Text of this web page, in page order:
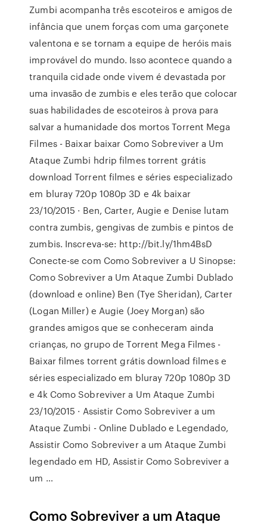
Zumbi acompanha três escoteiros e amigos de
infância que unem forças com uma garçonete
valentona e se tornam a equipe de heróis mais
improvável do mundo. Isso acontece quando a
tranquila cidade onde vivem é devastada por
uma invasão de zumbis e eles terão que colocar
suas habilidades de escoteiros à prova para
salvar a humanidade dos mortos Torrent Mega
Filmes - Baixar baixar Como Sobreviver a Um
Ataque Zumbi hdrip filmes torrent grátis
download Torrent filmes e séries especializado
em bluray 720p 1080p 3D e 4k baixar
23/10/2015 · Ben, Carter, Augie e Denise lutam
contra zumbis, gengivas de zumbis e pintos de
zumbis. Inscreva-se: http://bit.ly/1hm4BsD
Conecte-se com Como Sobreviver a U Sinopse:
Como Sobreviver a Um Ataque Zumbi Dublado
(download e online) Ben (Tye Sheridan), Carter
(Logan Miller) e Augie (Joey Morgan) são
grandes amigos que se conheceram ainda
crianças, no grupo de Torrent Mega Filmes -
Baixar filmes torrent grátis download filmes e
séries especializado em bluray 720p 1080p 3D
e 4k Como Sobreviver a Um Ataque Zumbi
23/10/2015 · Assistir Como Sobreviver a um
Ataque Zumbi - Online Dublado e Legendado,
Assistir Como Sobreviver a um Ataque Zumbi
legendado em HD, Assistir Como Sobreviver a
um …
Como Sobreviver a um Ataque